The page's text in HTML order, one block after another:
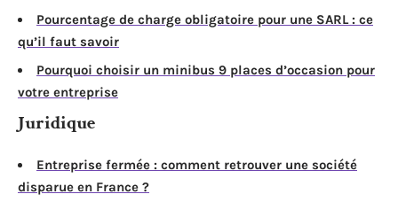
Pourcentage de charge obligatoire pour une SARL : ce
qu’il faut savoir
Pourquoi choisir un minibus 9 places d’occasion pour
votre entreprise
Juridique
Entreprise fermée : comment retrouver une société
disparue en France ?